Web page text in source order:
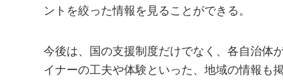
ントを絞った情報を見ることができる。
今後は、国の支援制度だけでなく、各自治体
イナーの工夫や体験といった、地域の情報も